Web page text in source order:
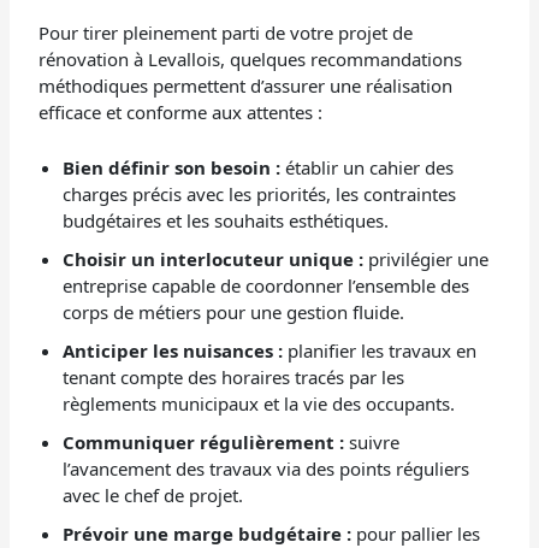
Pour tirer pleinement parti de votre projet de
rénovation à Levallois, quelques recommandations
méthodiques permettent d’assurer une réalisation
efficace et conforme aux attentes :
Bien définir son besoin : établir un cahier des
charges précis avec les priorités, les contraintes
budgétaires et les souhaits esthétiques.
Choisir un interlocuteur unique : privilégier une
entreprise capable de coordonner l’ensemble des
corps de métiers pour une gestion fluide.
Anticiper les nuisances : planifier les travaux en
tenant compte des horaires tracés par les
règlements municipaux et la vie des occupants.
Communiquer régulièrement : suivre
l’avancement des travaux via des points réguliers
avec le chef de projet.
Prévoir une marge budgétaire : pour pallier les